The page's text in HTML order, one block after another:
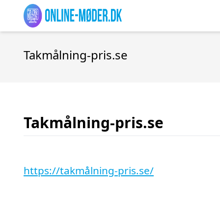
Takmålning-pris.se
Takmålning-pris.se
https://takmålning-pris.se/